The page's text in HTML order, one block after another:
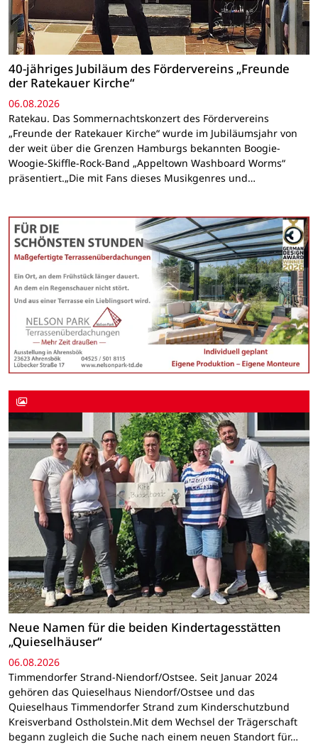
40-jähriges Jubiläum des Fördervereins „Freunde
der Ratekauer Kirche“
06.08.2026
Ratekau. Das Sommernachtskonzert des Fördervereins
„Freunde der Ratekauer Kirche“ wurde im Jubiläumsjahr von
der weit über die Grenzen Hamburgs bekannten Boogie-
Woogie-Skiffle-Rock-Band „Appeltown Washboard Worms“
präsentiert.„Die mit Fans dieses Musikgenres und…
Neue Namen für die beiden Kindertagesstätten
„Quieselhäuser“
06.08.2026
Timmendorfer Strand-Niendorf/Ostsee. Seit Januar 2024
gehören das Quieselhaus Niendorf/Ostsee und das
Quieselhaus Timmendorfer Strand zum Kinderschutzbund
Kreisverband Ostholstein.Mit dem Wechsel der Trägerschaft
begann zugleich die Suche nach einem neuen Standort für…